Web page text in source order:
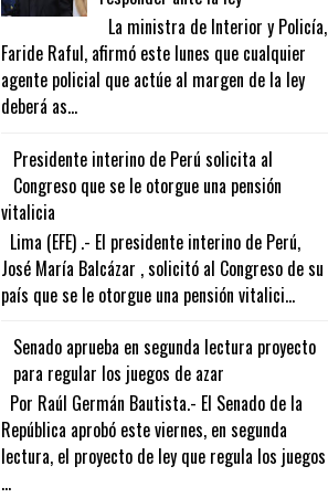
La ministra de Interior y Policía,
Faride Raful, afirmó este lunes que cualquier
agente policial que actúe al margen de la ley
deberá as...
Presidente interino de Perú solicita al
Congreso que se le otorgue una pensión
vitalicia
Lima (EFE) .- El presidente interino de Perú,
José María Balcázar , solicitó al Congreso de su
país que se le otorgue una pensión vitalici...
Senado aprueba en segunda lectura proyecto
para regular los juegos de azar
Por Raúl Germán Bautista.- El Senado de la
República aprobó este viernes, en segunda
lectura, el proyecto de ley que regula los juegos
...